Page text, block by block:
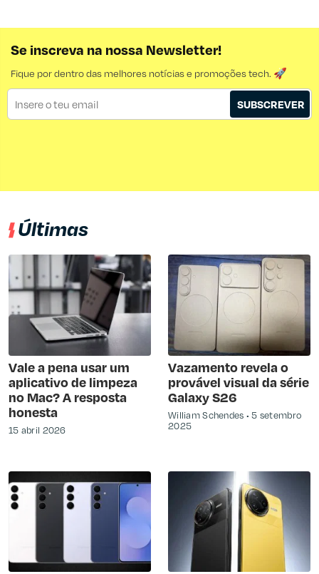
Se inscreva na nossa Newsletter!
Fique por dentro das melhores notícias e promoções tech. 🚀
SUBSCREVER
Últimas
Vale a pena usar um
aplicativo de limpeza
no Mac? A resposta
honesta
15 abril 2026
Vazamento revela o
provável visual da série
Galaxy S26
William Schendes
5 setembro
2025